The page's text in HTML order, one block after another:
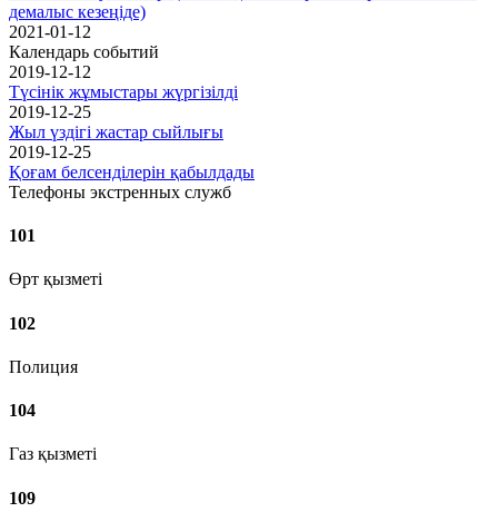
демалыс кезеңіде)
2021-01-12
Календарь событий
2019-12-12
Түсінік жұмыстары жүргізілді
2019-12-25
Жыл үздігі жастар сыйлығы
2019-12-25
Қоғам белсенділерін қабылдады
Телефоны экстренных служб
101
Өрт қызметі
102
Полиция
104
Газ қызметі
109